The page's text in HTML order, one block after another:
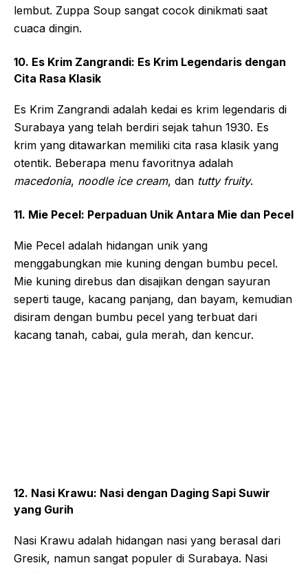
lembut. Zuppa Soup sangat cocok dinikmati saat
cuaca dingin.
10. Es Krim Zangrandi: Es Krim Legendaris dengan
Cita Rasa Klasik
Es Krim Zangrandi adalah kedai es krim legendaris di
Surabaya yang telah berdiri sejak tahun 1930. Es
krim yang ditawarkan memiliki cita rasa klasik yang
otentik. Beberapa menu favoritnya adalah
macedonia, noodle ice cream, dan tutty fruity.
11. Mie Pecel: Perpaduan Unik Antara Mie dan Pecel
Mie Pecel adalah hidangan unik yang
menggabungkan mie kuning dengan bumbu pecel.
Mie kuning direbus dan disajikan dengan sayuran
seperti tauge, kacang panjang, dan bayam, kemudian
disiram dengan bumbu pecel yang terbuat dari
kacang tanah, cabai, gula merah, dan kencur.
12. Nasi Krawu: Nasi dengan Daging Sapi Suwir
yang Gurih
Nasi Krawu adalah hidangan nasi yang berasal dari
Gresik, namun sangat populer di Surabaya. Nasi